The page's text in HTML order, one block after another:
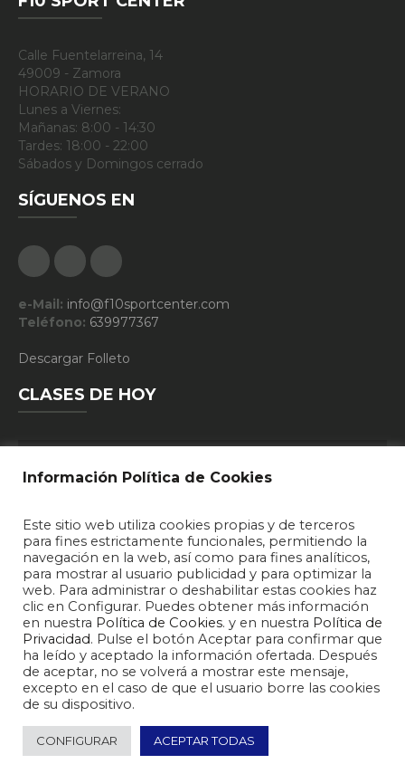
Calle Fuentelarreina, 14
49009 - Zamora
HORARIO DE VERANO
Lunes a Viernes:
Mañanas: 8:00 - 14:30
Tardes: 18:00 - 22:00
Sábados y Domingos cerrado
SÍGUENOS EN
FacebookGoogle Plus
e-Mail: info@f10sportcenter.com
Teléfono: 639977367
Descargar Folleto
CLASES DE HOY
10:30 - PILATES
20:15 - DEFENSA PERSONAL
20:30 - T.A.F.
2026 © F10 Sport Center - Gimnasio y Centro Deportivo Zamora
Política de Privacidad Política de Cookies
Contacto
Información Política de Cookies
Este sitio web utiliza cookies propias y de terceros
para fines estrictamente funcionales, permitiendo la
navegación en la web, así como para fines analíticos,
para mostrar al usuario publicidad y para optimizar la
web. Para administrar o deshabilitar estas cookies haz
clic en Configurar. Puedes obtener más información
en nuestra Política de Cookies. y en nuestra Política de
Privacidad. Pulse el botón Aceptar para confirmar que
ha leído y aceptado la información ofertada. Después
de aceptar, no se volverá a mostrar este mensaje,
excepto en el caso de que el usuario borre las cookies
de su dispositivo.
CONFIGURAR ACEPTAR TODAS